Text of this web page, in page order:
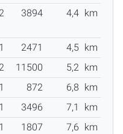
3894 4,4 km
1 2471 4,5 km
11500 5,2 km
1 872 6,8
km
1 3496 7,1
km
1 1807 7,6 km